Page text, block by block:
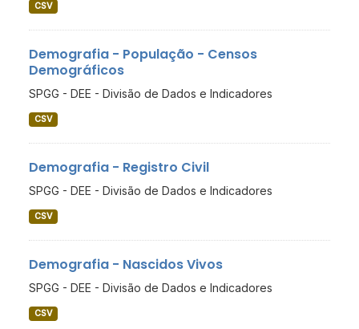
CSV
Demografia - População - Censos
Demográficos
SPGG - DEE - Divisão de Dados e Indicadores
CSV
Demografia - Registro Civil
SPGG - DEE - Divisão de Dados e Indicadores
CSV
Demografia - Nascidos Vivos
SPGG - DEE - Divisão de Dados e Indicadores
CSV